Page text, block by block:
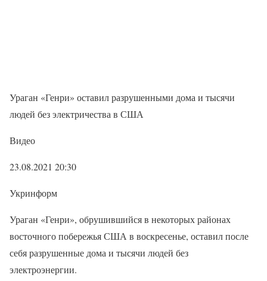
Ураган «Генри» оставил разрушенными дома и тысячи
людей без электричества в США
Видео
23.08.2021 20:30
Укринформ
Ураган «Генри», обрушившийся в некоторых районах
восточного побережья США в воскресенье, оставил после
себя разрушенные дома и тысячи людей без
электроэнергии.